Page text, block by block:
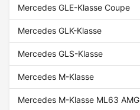
Mercedes GLE-Klasse Coupe
Mercedes GLK-Klasse
Mercedes GLS-Klasse
Mercedes M-Klasse
Mercedes M-Klasse ML63 AMG